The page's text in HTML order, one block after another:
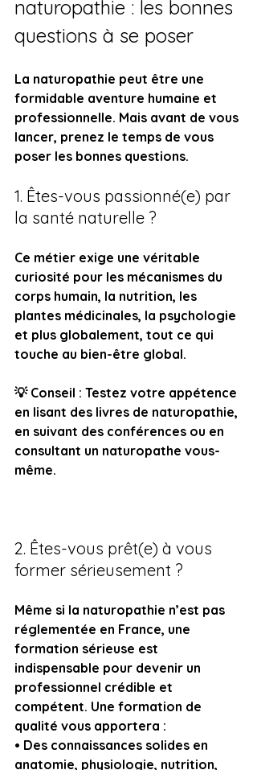
naturopathie : les bonnes
questions à se poser
La naturopathie peut être une
formidable aventure humaine et
professionnelle. Mais avant de vous
lancer, prenez le temps de vous
poser les bonnes questions.
1. Êtes-vous passionné(e) par
la santé naturelle ?
Ce métier exige une véritable
curiosité pour les mécanismes du
corps humain, la nutrition, les
plantes médicinales, la psychologie
et plus globalement, tout ce qui
touche au bien-être global.
💡 Conseil : Testez votre appétence
en lisant des livres de naturopathie,
en suivant des conférences ou en
consultant un naturopathe vous-
même.
2. Êtes-vous prêt(e) à vous
former sérieusement ?
Même si la naturopathie n’est pas
réglementée en France, une
formation sérieuse est
indispensable pour devenir un
professionnel crédible et
compétent. Une formation de
qualité vous apportera :
• Des connaissances solides en
anatomie, physiologie, nutrition,